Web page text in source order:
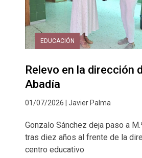
EDUCACIÓN
Relevo en la dirección
Abadía
01/07/2026 | Javier Palma
Gonzalo Sánchez deja paso a
tras diez años al frente de la
centro educativo